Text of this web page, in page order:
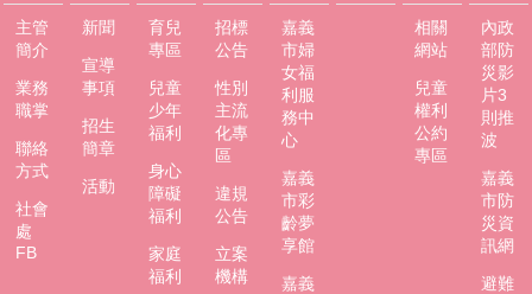
開
附
屬
位
相
關
法
主管
簡介
業務
職掌
聯絡
方式
社會
處
FB
新聞
宣導
事項
招生
簡章
活動
育兒
專區
兒童
少年
福利
身心
障礙
福利
家庭
福利
招標
公告
性別
主流
化專
區
違規
公告
立案
機構
嘉義
市婦
女福
利服
務中
心
嘉義
市彩
齡夢
享館
嘉義
相關
網站
兒童
權利
公約
專區
內政
部防
災影
片3
則推
波
嘉義
市防
災資
訊網
避難